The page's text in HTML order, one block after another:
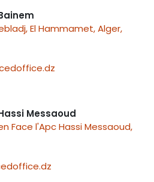
El Hammamet, Alger,
Messaoud
Face l'Apc Hassi Messaoud,